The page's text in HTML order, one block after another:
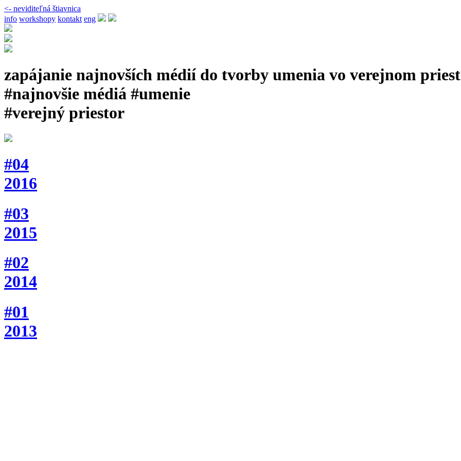
<- neviditeľná štiavnica
info workshopy kontakt eng
zapájanie najnovších médií do tvorby umenia vo verejnom
#najnovšie médiá #umenie
#verejný priestor
#04
2016
#03
2015
#02
2014
#01
2013